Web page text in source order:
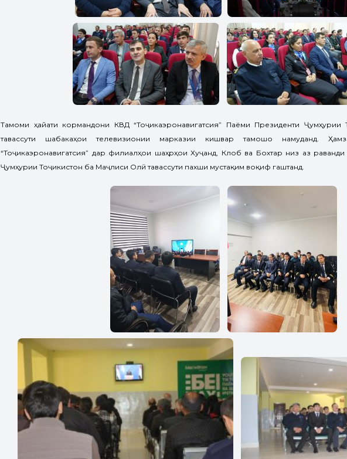
Тамоми ҳайати кормандони КВД “Тоҷикаэронавигатсия” Паёми Президенти Ҷумҳурии
тавассути шабакаҳои телевизионии марказии кишвар тамошо намуданд.
“Тоҷикаэронавигатсия” дар филиалҳои шаҳрҳои Хуҷанд, Кӯлоб ва Бохтар низ аз
Ҷумҳурии Тоҷикистон ба Маҷлиси Олӣ тавассути пахши мустақим воқиф гаштанд.